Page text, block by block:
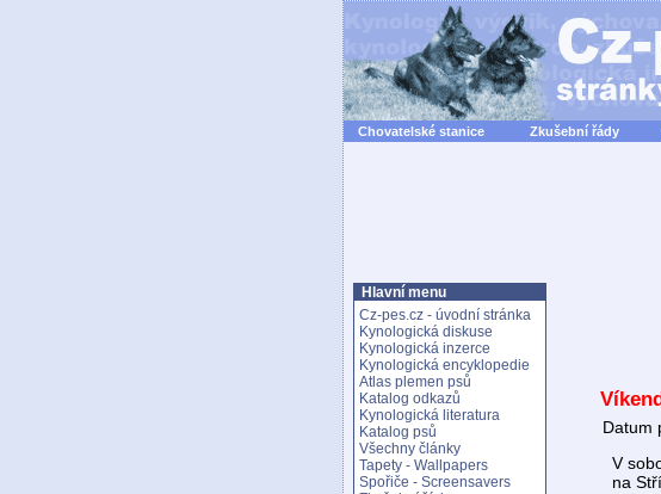
Chovatelské stanice Zkušební řády
Hlavní menu
Cz-pes.cz - úvodní stránka
Kynologická diskuse
Kynologická inzerce
Kynologická encyklopedie
Atlas plemen psů
Katalog odkazů
Kynologická literatura
Katalog psů
Všechny články
Tapety - Wallpapers
Spořiče - Screensavers
Datum
V
na